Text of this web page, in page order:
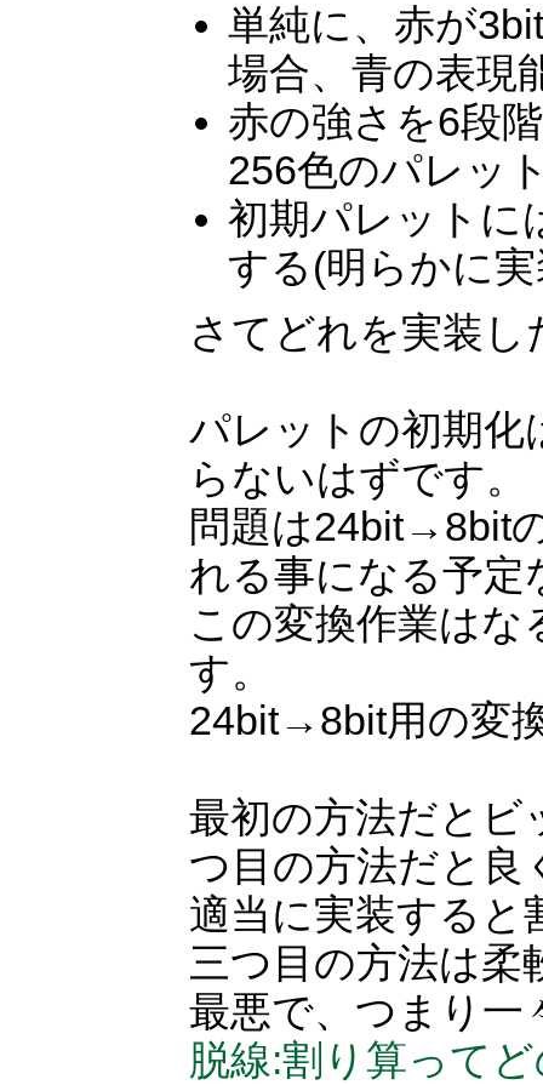
単純に、赤が
場合、青の表現
赤の強さを6段
256色のパレッ
初期パレットに
する(明らかに
さてどれを実装し
パレットの初期化
らないはずです。
問題は24bit→8bit
れる事になる予定
この変換作業は
す。
24bit→8bit用の変
最初の方法だとビ
つ目の方法だと良
適当に実装すると
三つ目の方法は
最悪で、つまり一
脱線:割り算って